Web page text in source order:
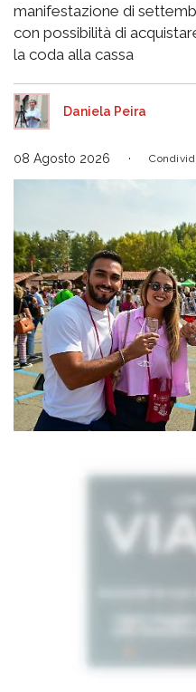
manifestazione di
con possibilità di
la coda alla cassa
Daniela Peira
08 Agosto 2026 Condividi